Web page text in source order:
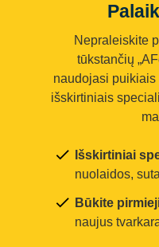
Nepraleiskite
tūkstančių
naudojasi puikiais
išskirtiniais
Išskirtiniai
nuolaidos,
Būkite
naujus